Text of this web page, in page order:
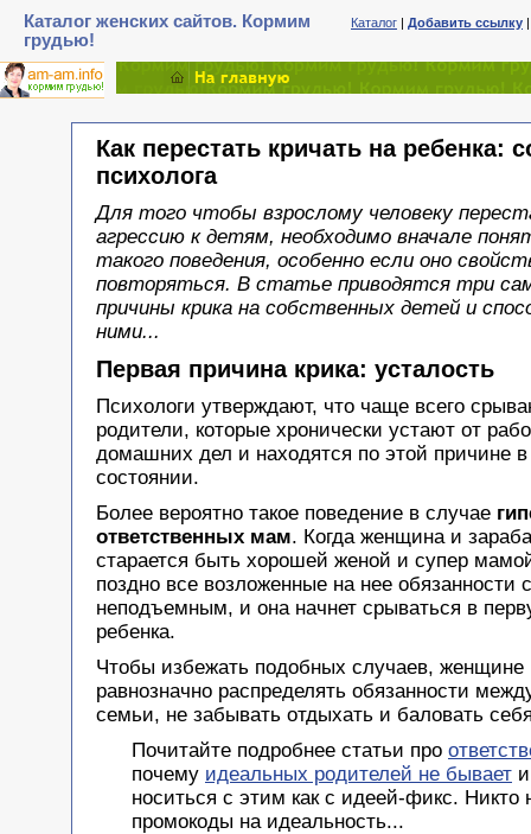
Каталог женских сайтов. Кормим
грудью!
Каталог | Добавить ссылку
Как перестать кричать на ребенка:
психолога
Для того чтобы взрослому человеку
агрессию к детям, необходимо вначале
такого поведения, особенно если оно
повторяться. В статье приводятся три
причины крика на собственных детей и
ними...
Первая причина крика: усталость
Психологи утверждают, что чаще всего
родители, которые хронически устают от
домашних дел и находятся по этой причине
состоянии.
Более вероятно такое поведение в случае
ответственных мам. Когда женщина и
старается быть хорошей женой и супер
поздно все возложенные на нее обязанности
неподъемным, и она начнет срываться в
ребенка.
Чтобы избежать подобных случаев, женщине
равнозначно распределять обязанности
семьи, не забывать отдыхать и баловать
Почитайте подробнее статьи про
почему идеальных родителей не бывает
носиться с этим как с идеей-фикс. Никто
промокоды на идеальность...